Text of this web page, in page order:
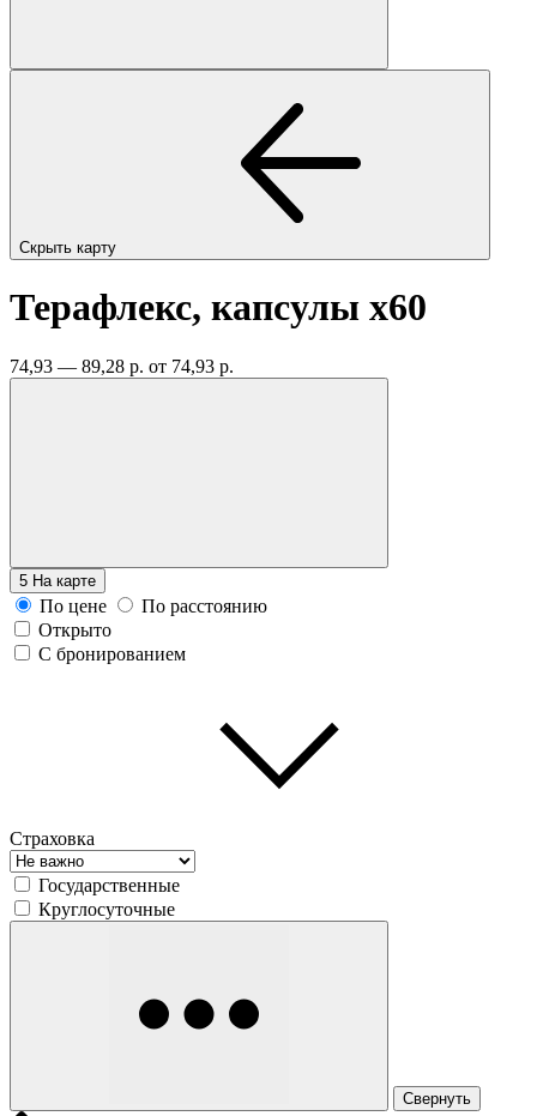
Скрыть карту
Терафлекс, капсулы x60
74,93 — 89,28 р. от 74,93 р.
5 На карте
По цене
По расстоянию
Открыто
С бронированием
Страховка
Государственные
Круглосуточные
Свернуть